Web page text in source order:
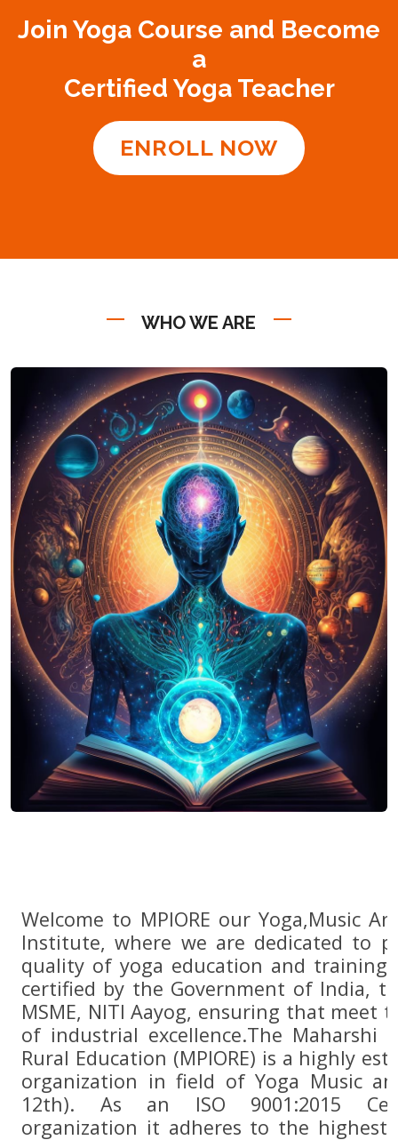
Join Yoga Course and Become
a
Certified Yoga Teacher
ENROLL NOW
WHO WE ARE
Welcome to MPIORE our Yoga,Music
Institute, where we are dedicated to
quality of yoga education and
certified by the Government of India,
MSME, NITI Aayog, ensuring that meet
of industrial excellence.The Maharshi
Rural Education (MPIORE) is a highly
organization in field of Yoga Music
12th). As an ISO 9001:2015
organization it adheres to the highest